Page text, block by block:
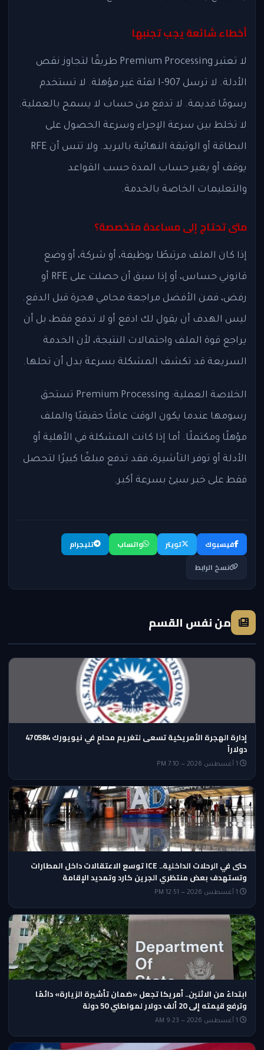
أخطاء شائعة يجب تجنبها
لا تعتبر Premium Processing طريقًا لتجاوز نقص
الأدلة. لا ترسل I-907 لفئة غير مؤهلة. لا تستخدم
رسومًا قديمة. لا تدفع من حساب لا يسمح بالعملية.
لا تخلط بين سرعة الإجراء وسرعة الحصول على
البطاقة أو الوثيقة النهائية بالبريد. ولا تنس أن RFE
يوقف أو يغير حساب المدة حسب القواعد
والتعليمات الخاصة بالخدمة.
متى تحتاج إلى مساعدة متخصصة؟
إذا كان الملف مرتبطًا بوظيفة، أو شركة، أو وضع
قانوني حساس، أو إذا سبق أن حصلت على RFE أو
رفض، فمن الأفضل مراجعة محامي هجرة قبل الدفع.
ليس الهدف أن يقول لك ادفع أو لا تدفع فقط، بل أن
يراجع قوة الملف واحتمالات النتيجة، لأن الخدمة
السريعة قد تكشف المشكلة بسرعة بدل أن تحلها.
الخلاصة العملية: Premium Processing تستحق
رسومها عندما يكون الوقت عاملًا حقيقيًا والملف
مؤهلًا ومكتملًا. أما إذا كانت المشكلة في الأهلية أو
الأدلة أو توفر التأشيرة، فقد تدفع مبلغًا كبيرًا لتحصل
فقط على خبر سيئ بسرعة أكبر.
فيسبوك تويتر واتساب
تليجرام
نسخ الرابط
من نفس القسم
إدارة الهجرة الأمريكية تسعى لتغريم محامٍ في نيويورك 470584
دولاراً
حتى في الرحلات الداخلية.. ICE توسع الاعتقالات داخل المطارات
وتستهدف بعض منتظري الجرين كارد وتمديد الإقامة
ابتداءً من الاثنين.. أمريكا تجعل «ضمان تأشيرة الزيارة» دائمًا
وترفع قيمته إلى 20 ألف دولار لمواطني 50 دولة